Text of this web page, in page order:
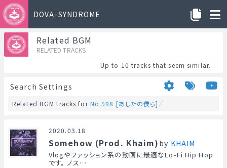
DOVA-SYNDROME
Related BGM
RELATED TRACKS
Up to 10 tracks that seem similar.
Search Settings
Related BGM tracks for No.598 [あしたの僕ら]
2020.03.18
Somehow (Prod. Khaim) by KHAIM
Vlogやファッション系の動画に最適なLo-Fi Hip Hop
です。 ノス…